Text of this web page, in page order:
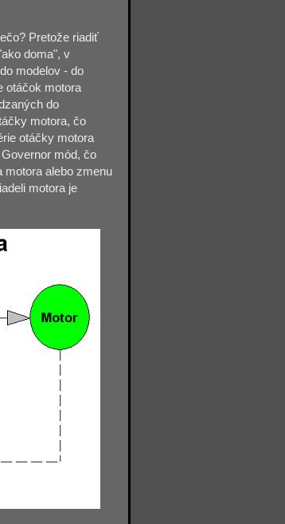
Pretože riadiť
doma", v
modelov - do
otáčok motora
do
motora, čo
otáčky motora
mód, čo
motora alebo zmenu
motora je